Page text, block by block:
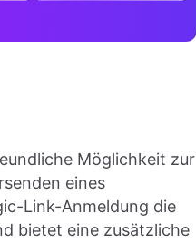
Möglichkeit zur
eines
Link-Anmeldung die
bietet eine zusätzliche